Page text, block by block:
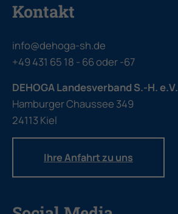
Kontakt
info@dehoga-sh.de
+49 431 65 18 - 66oder-67
DEHOGA Landesverband S.-H. e.V.
Hamburger Chaussee 349
24113 Kiel
Ihre Anfahrt zu uns